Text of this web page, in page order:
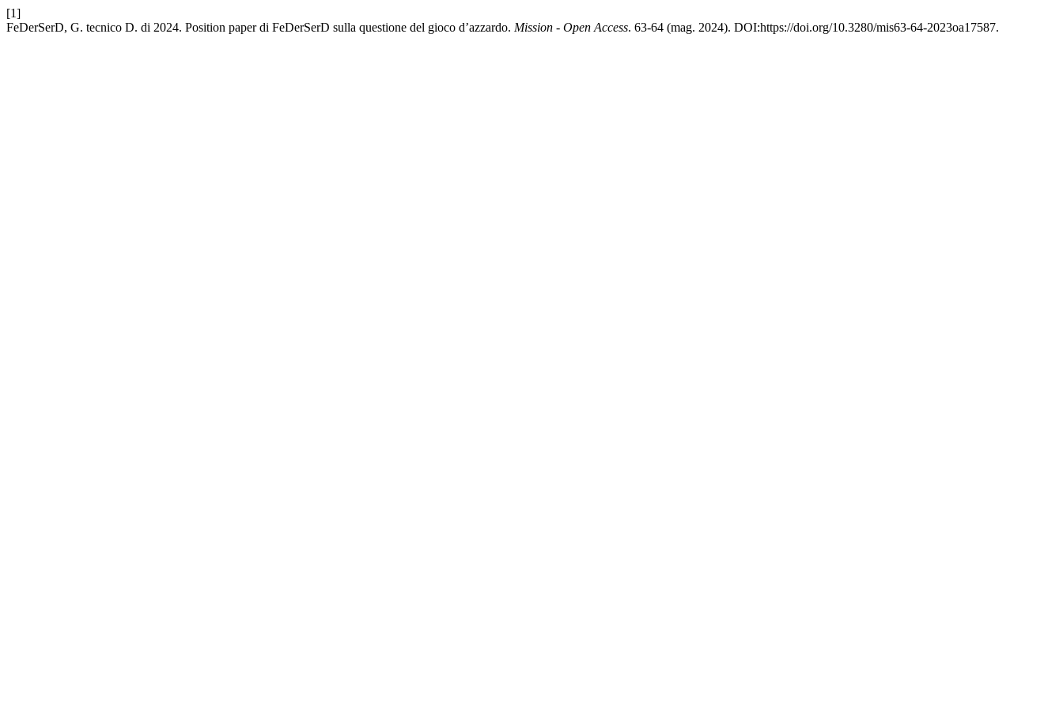
[1]
FeDerSerD, G. tecnico D. di 2024. Position paper di FeDerSerD sulla questione del gioco d’azzardo. Mission - Open Access. 63-64 (mag. 2024). DOI:https://doi.org/10.3280/mis63-64-2023oa17587.